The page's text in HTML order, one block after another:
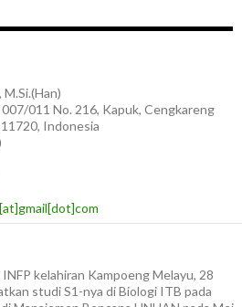
M.Si.(Han)
007/011 No. 216, Kapuk, Cengkareng
11720, Indonesia
kelahiran Kampoeng Melayu, 28
studi S1-nya di Biologi ITB pada